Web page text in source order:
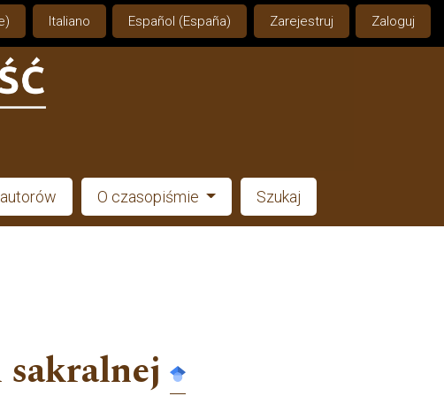
Italiano Español (España) Zarejestruj Zaloguj
O czasopiśmie Szukaj
sakralnej